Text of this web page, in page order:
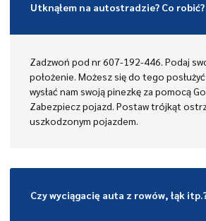
Utknąłem na autostradzie? Co robić?
Zadzwoń pod nr 607-192-446. Podaj
położenie. Możesz się do tego
wysłać nam swoją pinezkę za pomocą
Zabezpiecz pojazd. Postaw trójkąt
uszkodzonym pojazdem.
Czy wyciągacię auta z rowów, łąk